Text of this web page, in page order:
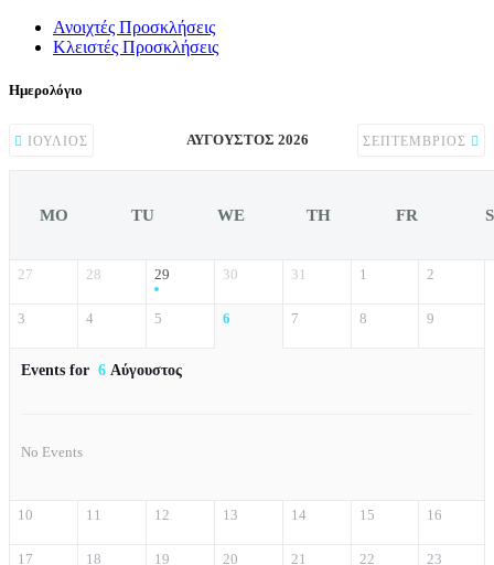
Ανοιχτές Προσκλήσεις
Κλειστές Προσκλήσεις
Ημερολόγιο
ΙΟΎΛΙΟΣ ΑΎΓΟΥΣΤΟΣ 2026 ΣΕΠΤΈΜΒΡΙΟΣ
MO TU WE TH FR
27 28 29 30 31 1 2
3 4 5 6 7 8 9
Events for 6 Αύγουστος
No Events
10 11 12 13 14 15 16
17 18 19 20 21 22 23